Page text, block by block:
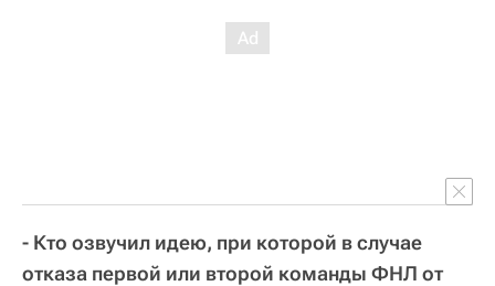
- Кто озвучил идею, при которой в случае
отказа первой или второй команды ФНЛ от